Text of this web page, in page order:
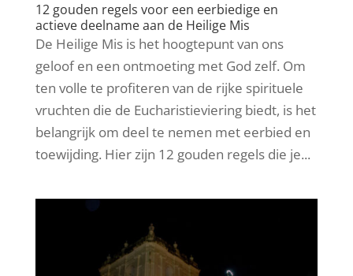
12 gouden regels voor een eerbiedige en
actieve deelname aan de Heilige Mis
De Heilige Mis is het hoogtepunt van ons
geloof en een ontmoeting met God zelf. Om
ten volle te profiteren van de rijke spirituele
vruchten die de Eucharistieviering biedt, is het
belangrijk om deel te nemen met eerbied en
toewijding. Hier zijn 12 gouden regels die je...